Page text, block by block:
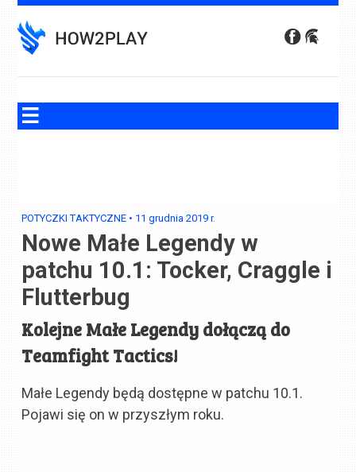
to
content
POTYCZKI TAKTYCZNE • 11 grudnia 2019 r.
Nowe Małe Legendy w
patchu 10.1: Tocker, Craggle i
Flutterbug
Kolejne Małe Legendy dołączą do
Teamfight Tactics!
Małe Legendy będą dostępne w patchu 10.1.
Pojawi się on w przyszłym roku.